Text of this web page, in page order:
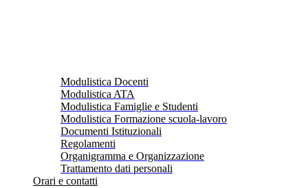
Modulistica Docenti
Modulistica ATA
Modulistica Famiglie e Studenti
Modulistica Formazione scuola-lavoro
Documenti Istituzionali
Regolamenti
Organigramma e Organizzazione
Trattamento dati personali
Orari e contatti